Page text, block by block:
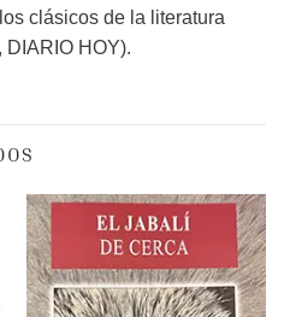
clásicos de la literatura
DIARIO HOY).